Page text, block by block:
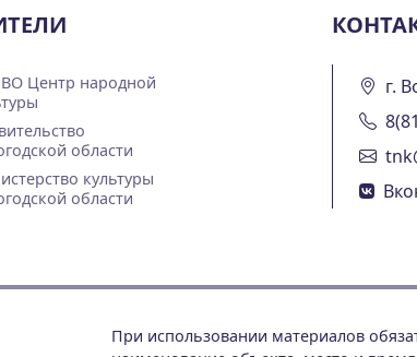
Центр народной
области
культуры
области
г.
При использовании материалов